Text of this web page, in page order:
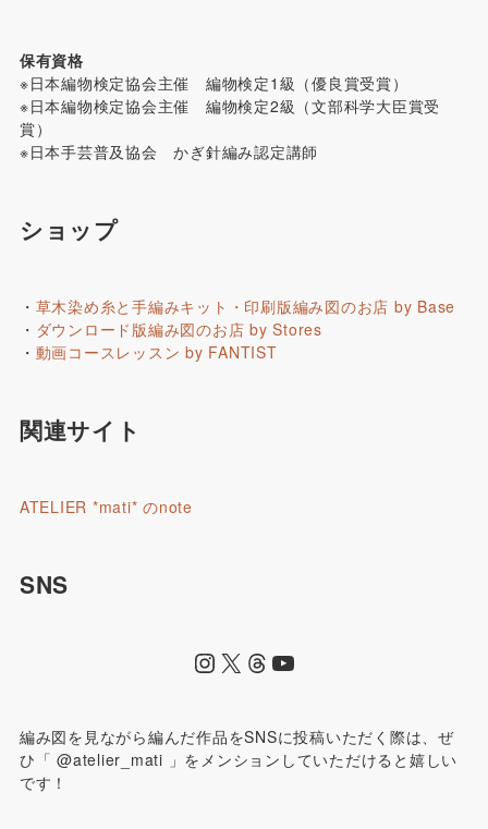
保有資格
※日本編物検定協会主催 編物検定1級（優良賞受賞）
※日本編物検定協会主催 編物検定2級（文部科学大臣賞受
賞）
※日本手芸普及協会 かぎ針編み認定講師
ショップ
・ 草木染め糸と手編みキット・印刷版編み図のお店 by Base
・ ダウンロード版編み図のお店 by Stores
・ 動画コースレッスン by FANTIST
関連サイト
ATELIER *mati* のnote
SNS
編み図を見ながら編んだ作品をSNSに投稿いただく際は、ぜ
ひ「 @atelier_mati 」をメンションしていただけると嬉しい
です！